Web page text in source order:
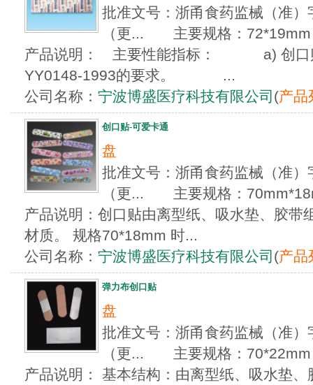
批准文号：浙甬食药监械（准
（更... 主要规格：72*19mm
产品说明： 主要性能指标： a) 创口贴
YY0148-1993的要求。 ...
公司名称： 宁波博盛医疗科技有限公司 (产品
创口贴-可爱卡通
盘
批准文号：浙甬食药监械（准
（更... 主要规格：
产品说明：创口贴由离型纸、吸水垫、胶带
材质。 规格70*18mm 时...
公司名称： 宁波博盛医疗科技有限公司 (产品
弹力布创口贴
盘
批准文号：浙甬食药监械（准
（更... 主要规格：70*22mm
产品说明： 基本结构：由离型纸、吸水垫